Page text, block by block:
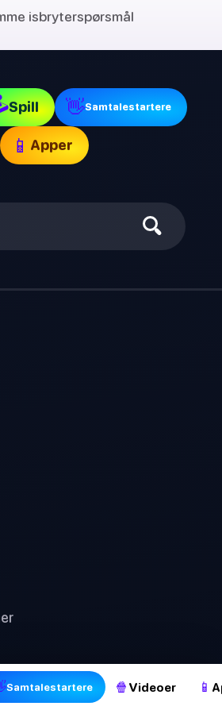
Samtalestartere 🍿 Videoer 📱
isbryterspørsmål
Spill 👋Samtalestartere
📱 Apper